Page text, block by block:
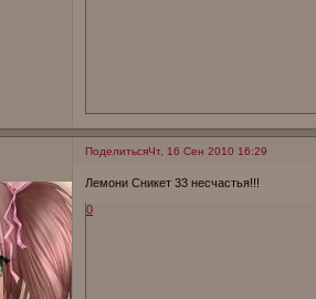
ПоделитьсяЧт, 16 Сен 2010 16:29
Лемони Сникет 33 несчастья!!!
0